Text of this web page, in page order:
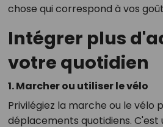
chose qui correspond à vos
Intégrer plus
votre quotidien
1. Marcher ou utiliser le vélo
Privilégiez la marche ou le vélo
déplacements quotidiens.